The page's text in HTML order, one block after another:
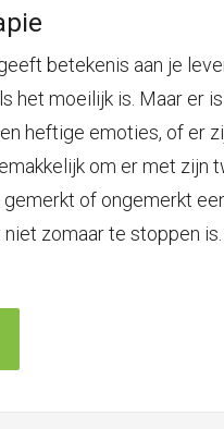
betekenis aan je
het moeilijk is. Maar er is
heftige emoties, of er
om er met zijn
gemerkt of ongemerkt
zomaar te stoppen is.